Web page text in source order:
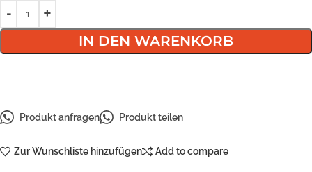
IN DEN WARENKORB
Produkt anfragen Produkt teilen
Zur Wunschliste hinzufügen Add to compare